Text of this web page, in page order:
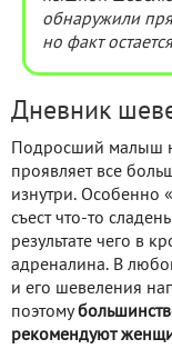
обнаружили
но факт
Дневник
Подросший малыш
проявляет все
изнутри. Особенно
съест что-то
результате чего в
адреналина. В
и его шевеления
поэтому
рекомендуют